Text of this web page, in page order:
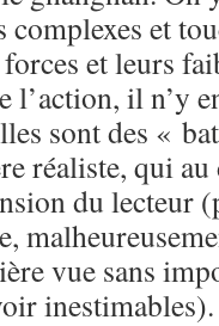
complexes et
et leurs
l’action, il n’y
sont des «
réaliste, qui
du lecteur
vue sans
inestimables).